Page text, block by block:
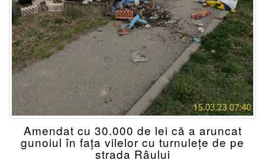
Amendat cu 30.000 de lei că a aruncat
gunoiul în faţa vilelor cu turnuleţe de pe
strada Râului